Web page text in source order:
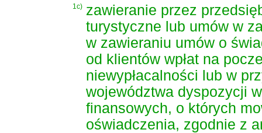
1c) zawieranie przez
turystyczne lub umów w
w zawieraniu umów o
od klientów wpłat na
niewypłacalności lub w
województwa dyspozycji
finansowych, o których
oświadczenia, zgodnie z